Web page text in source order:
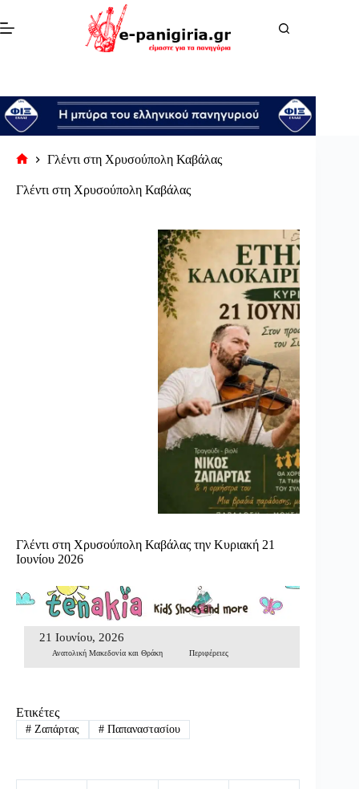
στο
περιεχόμενο
σελίδα
Γλέντι στη Χρυσούπολη Καβάλας
Γλέντι στη Χρυσούπολη Καβάλας
Γλέντι στη Χρυσούπολη Καβάλας την Κυριακή 21
Ιουνίου 2026
21 Ιουνίου, 2026
Ανατολική Μακεδονία και Θράκη Περιφέρειες
Ετικέτες
#Ζαπάρτας #Παπαναστασίου